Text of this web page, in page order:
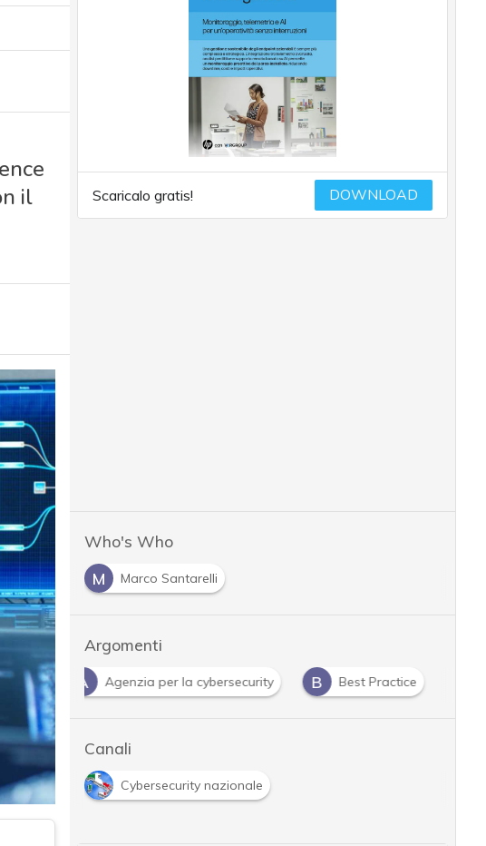
il
Scaricalo gratis! DOWNLOAD
Who's Who
M
Marco Santarelli
Argomenti
B Best Practice C Cyber Intelligence C
Canali
Cybersecurity nazionale